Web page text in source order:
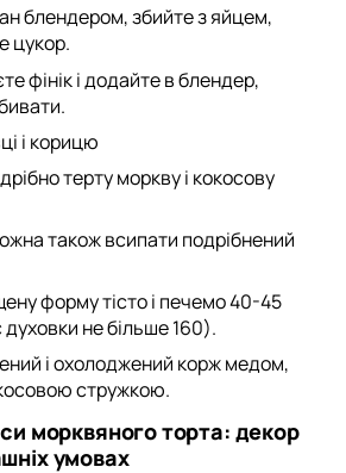
блендером, збийте з яйцем,
цукор.
фінік і додайте в блендер,
і корицю
терту моркву і кокосову
також всипати подрібнений
форму тісто і печемо 40-45
не більше 160).
і охолоджений корж медом,
стружкою.
морквяного торта: декор
умовах